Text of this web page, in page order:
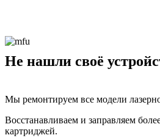
Не нашли своё
Мы ремонтируем все модели
Восстанавливаем и заправляем
картриджей.